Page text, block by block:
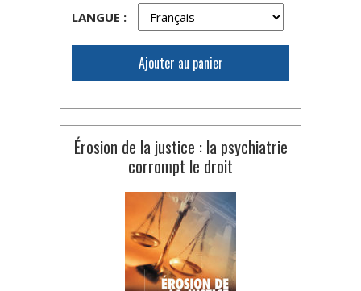
LANGUE :
Ajouter au panier
Érosion de la justice : la psychiatrie
corrompt le droit